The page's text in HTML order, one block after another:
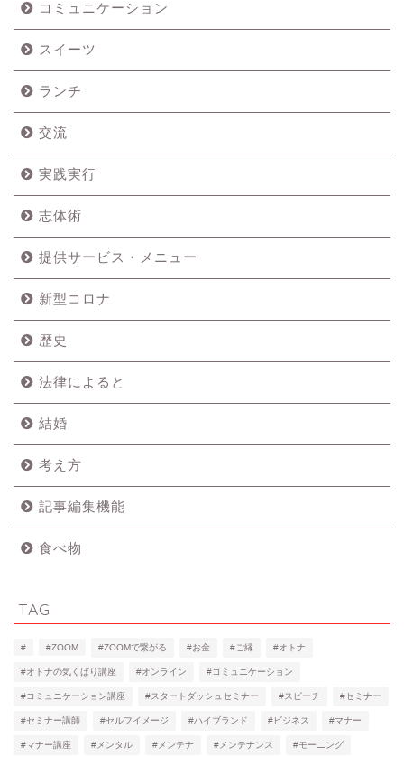
コミュニケーション
スイーツ
ランチ
交流
実践実行
志体術
提供サービス・メニュー
新型コロナ
歴史
法律によると
結婚
考え方
記事編集機能
食べ物
TAG
# #ZOOM #ZOOMで繋がる #お金 #ご縁 #オトナ
#オトナの気くばり講座 #オンライン #コミュニケーション
#コミュニケーション講座 #スタートダッシュセミナー #スピーチ #セミナー
#セミナー講師 #セルフイメージ #ハイブランド #ビジネス #マナー
#マナー講座 #メンタル #メンテナ #メンテナンス #モーニング